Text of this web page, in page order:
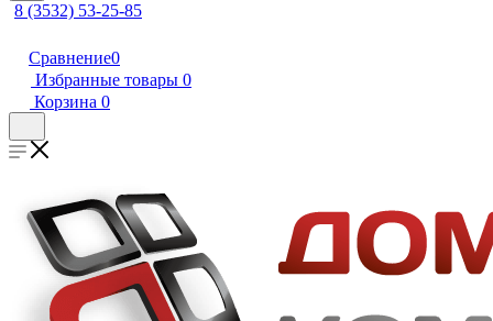
8 (3532) 53-25-85
Сравнение0
Избранные товары 0
Корзина 0